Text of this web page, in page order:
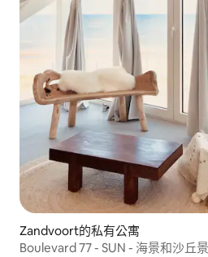
Zandvoort的私有公寓
Boulevard 77 - SUN - 海景和沙丘